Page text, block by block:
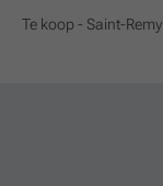
Te koop - Saint-Remy